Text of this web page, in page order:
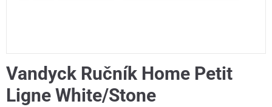
Vandyck Ručník Home Petit
Ligne White/Stone